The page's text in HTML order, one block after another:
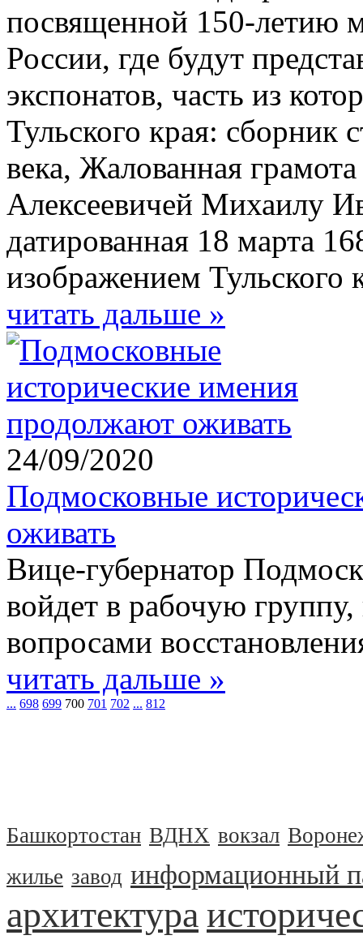
посвященной 150-летию
России, где будут
экспонатов, часть из
Тульского края:
века, Жалованная
Алексеевичей Михаилу
датированная 18 марта
изображением Тульского
читать дальше »
24/09/2020
Подмосковные
оживать
Вице-губернатор
войдет в рабочую группу,
вопросами
читать дальше »
... 698 699 700 701 702 ... 812
Башкортостан ВДНХ вокзал
жилье завод информационный
архитектура